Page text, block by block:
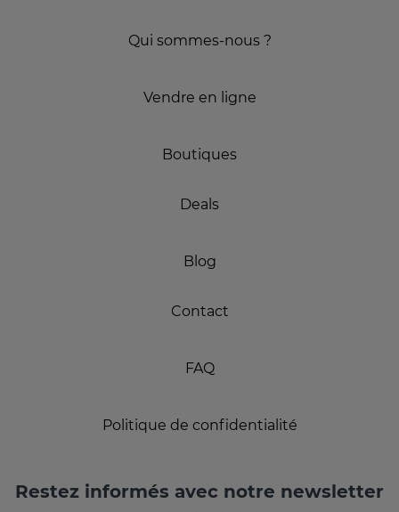
Qui sommes-nous ?
Vendre en ligne
Boutiques
Deals
Blog
Contact
FAQ
Politique de confidentialité
Restez informés avec notre newsletter